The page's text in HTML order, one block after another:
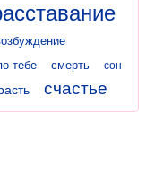
тебе смерть сон
счастье